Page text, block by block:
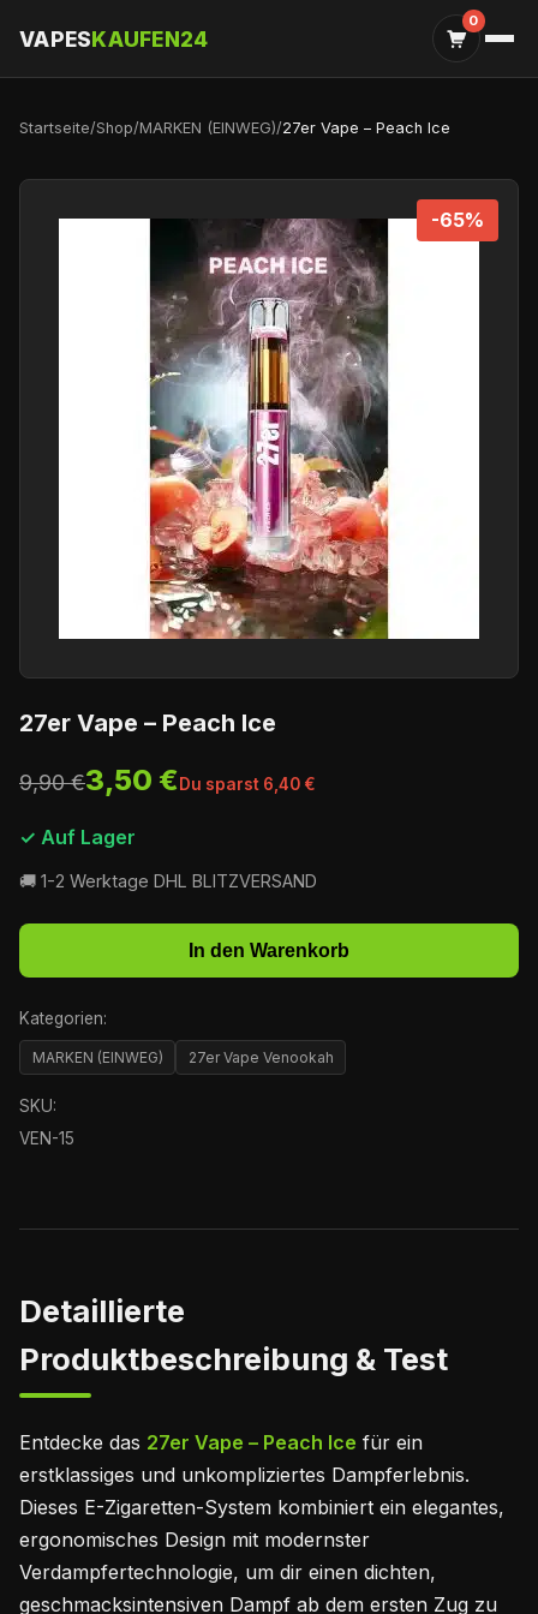
VAPESKAUFEN24
0
Startseite/Shop/MARKEN (EINWEG)/27er Vape – Peach Ice
-65%
27er Vape – Peach Ice
9,90 €3,50 €Du sparst 6,40 €
✓ Auf Lager
🚚 1-2 Werktage DHL BLITZVERSAND
In den Warenkorb
Kategorien:
MARKEN (EINWEG) 27er Vape Venookah
SKU:
VEN-15
Detaillierte
Produktbeschreibung & Test
Entdecke das 27er Vape – Peach Ice für ein
erstklassiges und unkompliziertes Dampferlebnis.
Dieses E-Zigaretten-System kombiniert ein elegantes,
ergonomisches Design mit modernster
Verdampfertechnologie, um dir einen dichten,
geschmacksintensiven Dampf ab dem ersten Zug zu